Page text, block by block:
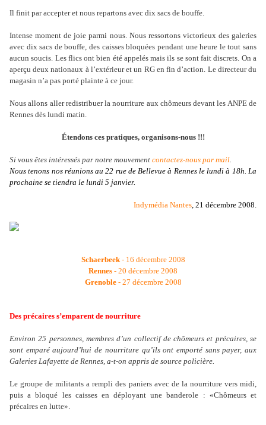
Il finit par accepter et nous repartons avec dix sacs de bouffe.
Intense moment de joie parmi nous. Nous ressortons victorieux des galeries
avec dix sacs de bouffe, des caisses bloquées pendant une heure le tout sans
aucun soucis. Les flics ont bien été appelés mais ils se sont fait discrets. On a
aperçu deux nationaux à l’extérieur et un RG en fin d’action. Le directeur du
magasin n’a pas porté plainte à ce jour.
Nous allons aller redistribuer la nourriture aux chômeurs devant les ANPE de
Rennes dès lundi matin.
Étendons ces pratiques, organisons-nous !!!
Si vous êtes intéressés par notre mouvement contactez-nous par mail.
Nous tenons nos réunions au 22 rue de Bellevue à Rennes le lundi à 18h. La
prochaine se tiendra le lundi 5 janvier.
Indymédia Nantes, 21 décembre 2008.
Schaerbeek- 16 décembre 2008
Rennes - 20 décembre 2008
Grenoble- 27 décembre 2008
Des précaires s’emparent de nourriture
Environ 25 personnes, membres d’un collectif de chômeurs et précaires, se
sont emparé aujourd’hui de nourriture qu ’ils ont emporté sans payer, aux
Galeries Lafayette de Rennes, a-t-on appris de source policière.
Le groupe de militants a rempli des paniers avec de la nourriture vers midi,
puis a bloqué les caisses en déployant une banderole : «Chômeurs et
précaires en lutte».